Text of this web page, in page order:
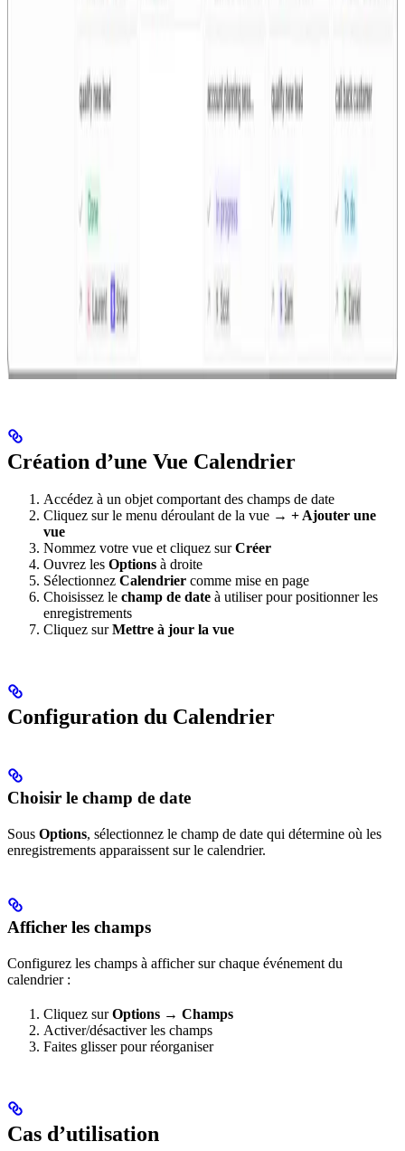
Création d’une Vue Calendrier
Accédez à un objet comportant des champs de date
Cliquez sur le menu déroulant de la vue → + Ajouter une
vue
Nommez votre vue et cliquez surCréer
Ouvrez les Options à droite
Sélectionnez Calendrier comme mise en page
Choisissez le champ de date à utiliser pour positionner les
enregistrements
Cliquez surMettre à jour la vue
Configuration du Calendrier
Choisir le champ de date
Sous Options, sélectionnez le champ de date qui détermine où les
enregistrements apparaissent sur le calendrier.
Afficher les champs
Configurez les champs à afficher sur chaque événement du
calendrier :
Cliquez surOptions → Champs
Activer/désactiver les champs
Faites glisser pour réorganiser
Cas d’utilisation